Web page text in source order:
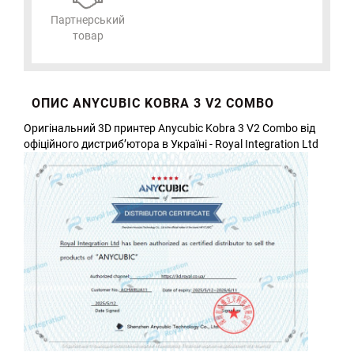
Партнерський
товар
ОПИС ANYCUBIC KOBRA 3 V2 COMBO
Оригінальний 3D принтер Anycubic Kobra 3 V2 Combo від
офіційного дистриб’ютора в Україні - Royal Integration Ltd